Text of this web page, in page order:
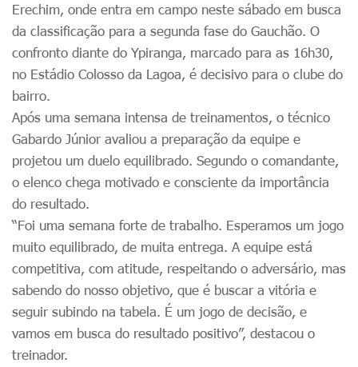
Erechim, onde entra em campo neste sábado em busca
da classificação para a segunda fase do Gauchão. O
confronto diante do Ypiranga, marcado para as 16h30,
no Estádio Colosso da Lagoa, é decisivo para o clube do
bairro.
Após uma semana intensa de treinamentos, o técnico
Gabardo Júnior avaliou a preparação da equipe e
projetou um duelo equilibrado. Segundo o comandante,
o elenco chega motivado e consciente da importância
do resultado.
“Foi uma semana forte de trabalho. Esperamos um jogo
muito equilibrado, de muita entrega. A equipe está
competitiva, com atitude, respeitando o adversário, mas
sabendo do nosso objetivo, que é buscar a vitória e
seguir subindo na tabela. É um jogo de decisão, e
vamos em busca do resultado positivo”, destacou o
treinador.